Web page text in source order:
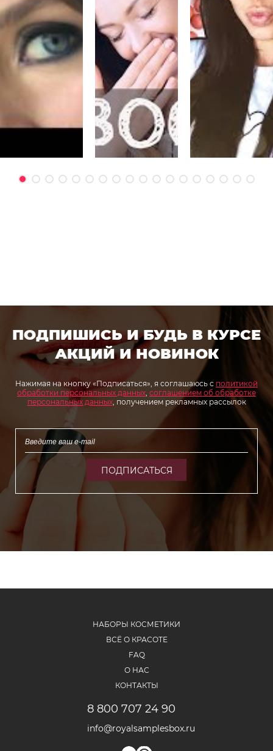
ПОДПИШИСЬ И БУДЬ В КУРСЕ
АКЦИЙ И НОВИНОК
Нажимая на кнопку «Подписаться», я соглашаюсь с политикой
обработки персональных данных соглашением об обработке
персональных данных, получением рекламных рассылок
ПОДПИСАТЬСЯ
НАБОРЫ КОСМЕТИКИ
ВСЁ О КРАСОТЕ
FAQ
О НАС
КОНТАКТЫ
8 800 707 24 90
info@royalsamplesbox.ru